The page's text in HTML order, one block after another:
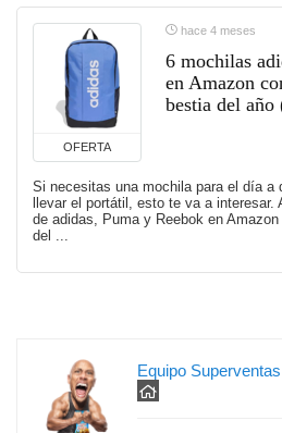
OFERTA
hace 4 meses
6 mochilas
en Amazon
bestia del año
Si necesitas una mochila para el día a
llevar el portátil, esto te va a
de adidas, Puma y Reebok en
del ...
Equipo Superventas